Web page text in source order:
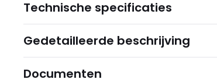
Technische specificaties
Gedetailleerde beschrijving
Documenten